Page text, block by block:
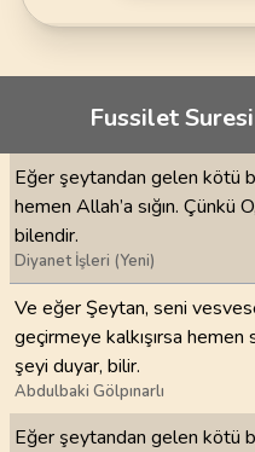
Fussilet
Eğer şeytandan gelen kötü
hemen Allah’a sığın. Çünkü
bilendir.
Diyanet İşleri (Yeni)
Ve eğer Şeytan, seni
geçirmeye kalkışırsa hemen
şeyi duyar, bilir.
Abdulbaki Gölpınarlı
Eğer şeytandan gelen kötü